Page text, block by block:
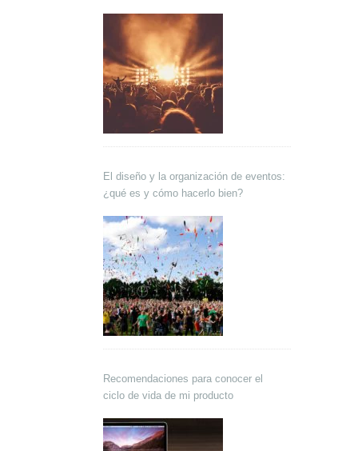
El diseño y la organización de eventos:
¿qué es y cómo hacerlo bien?
Recomendaciones para conocer el
ciclo de vida de mi producto